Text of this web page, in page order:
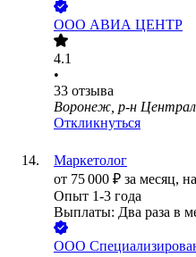
ООО АВИА ЦЕНТР
4.1
•
33 отзыва
Воронеж, р-н
Откликнуться
Маркетолог
от 75 000 ₽ за месяц,
Опыт 1-3 года
Выплаты: Два раза в
ООО